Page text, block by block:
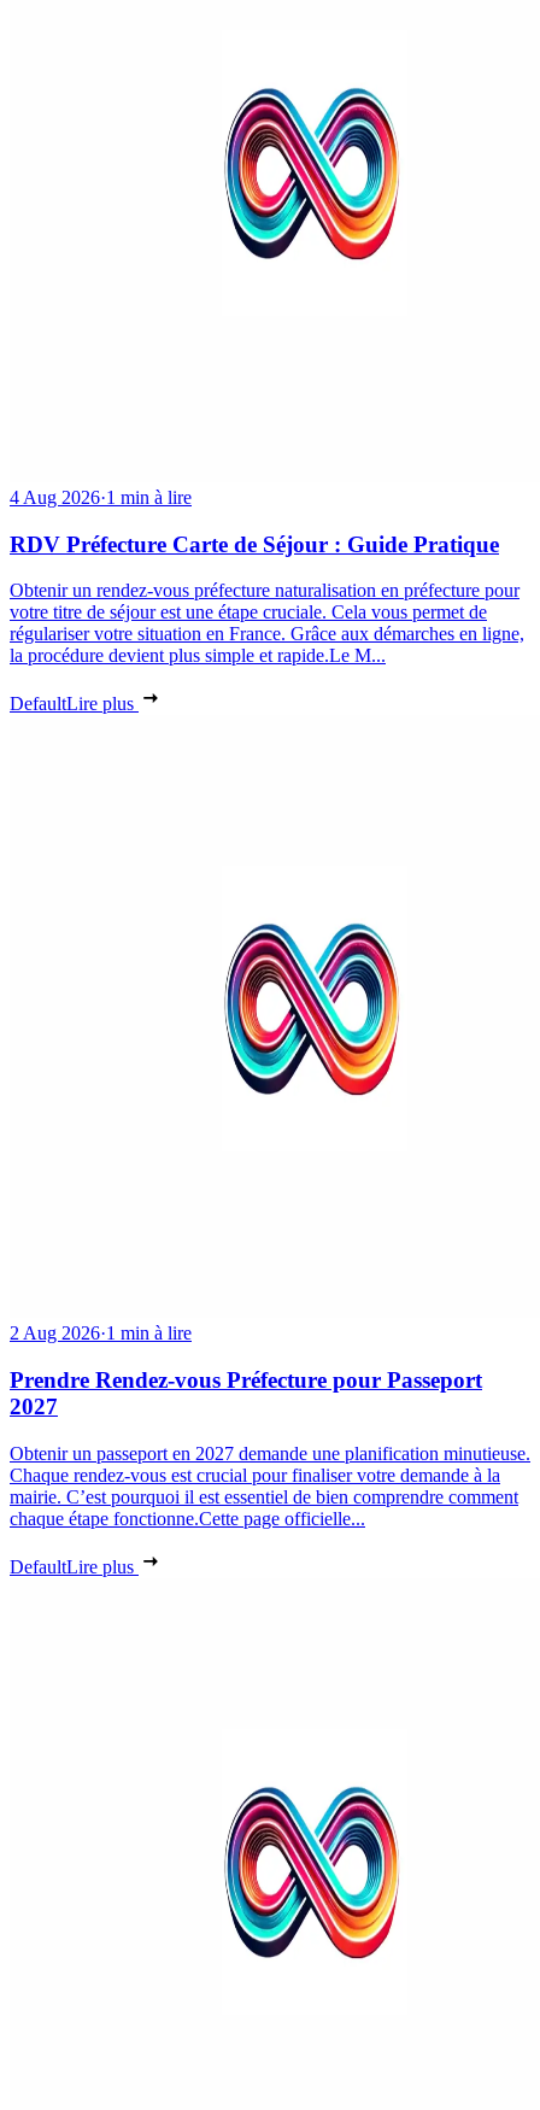
4 Aug 2026·1 min à lire
RDV Préfecture Carte de Séjour : Guide Pratique
Obtenir un rendez-vous préfecture naturalisation en préfecture pour
votre titre de séjour est une étape cruciale. Cela vous permet de
régulariser votre situation en France. Grâce aux démarches en ligne,
la procédure devient plus simple et rapide.Le M...
DefaultLire plus
2 Aug 2026·1 min à lire
Prendre Rendez-vous Préfecture pour Passeport
2027
Obtenir un passeport en 2027 demande une planification minutieuse.
Chaque rendez-vous est crucial pour finaliser votre demande à la
mairie. C’est pourquoi il est essentiel de bien comprendre comment
chaque étape fonctionne.Cette page officielle...
DefaultLire plus